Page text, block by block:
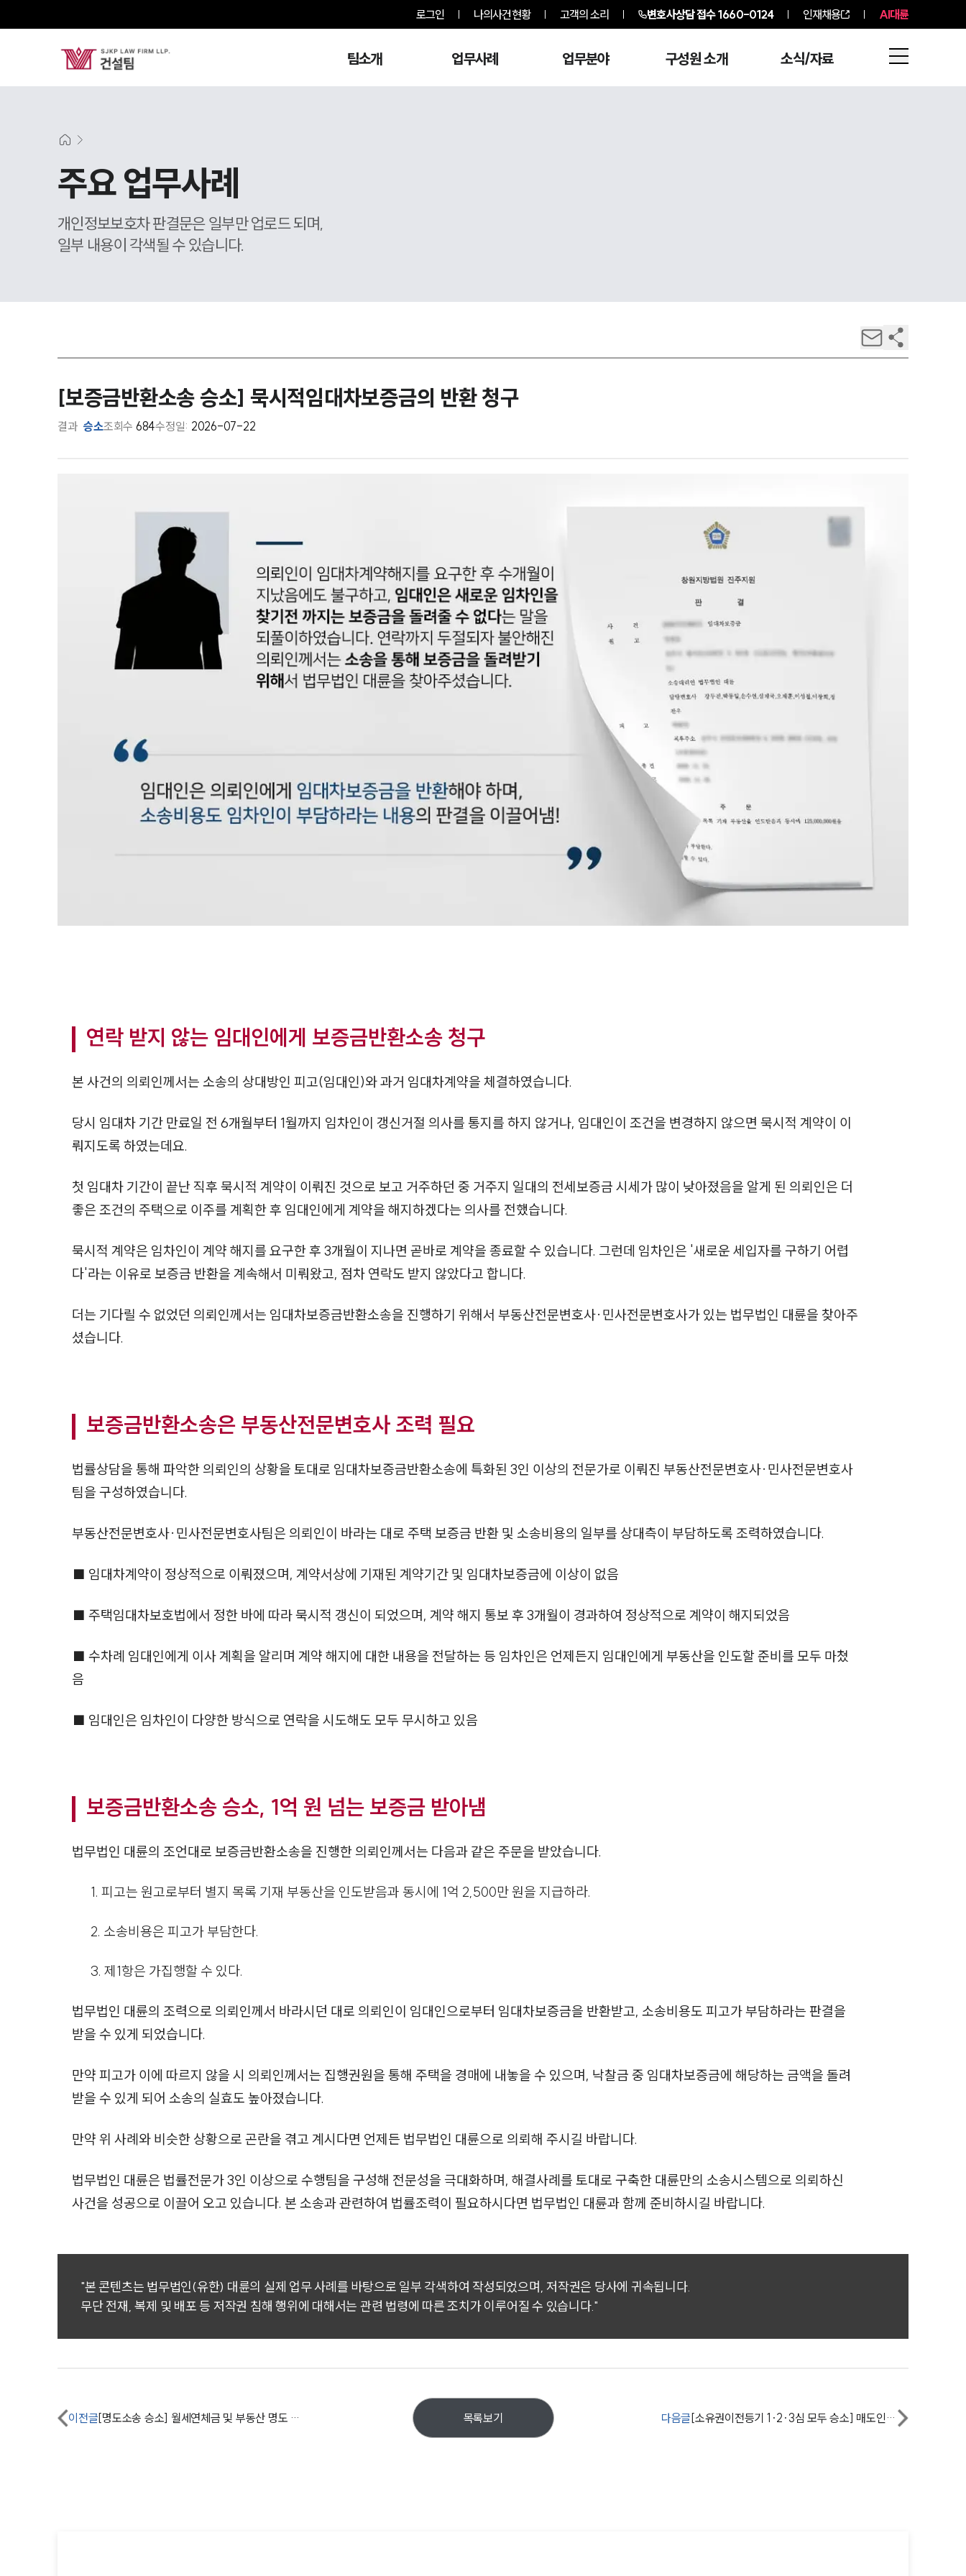
로그인 나의사건현황 고객의 소리 변호사상담 접수1660-0124 인재채용 AI대륜
팀소개 업무사례 업무분야 구성원 소개 소식/자료
오시는 길
고객의 소리
AI대륜
법률지식인
전체
대륜법률상담예약
주요 업무사례
개인정보보호차 판결문은 일부만 업로드 되며,
일부 내용이 각색될 수 있습니다.
[보증금반환소송 승소] 묵시적임대차보증금의 반환 청구
결과 승소조회수 684수정일: 2026-07-22
연락 받지 않는 임대인에게 보증금반환소송 청구
본 사건의 의뢰인께서는 소송의 상대방인 피고(임대인)와 과거 임대차계약을 체결하였습니다.
당시 임대차 기간 만료일 전 6개월부터 1월까지 임차인이 갱신거절 의사를 통지를 하지 않거나, 임대인이 조건을 변경하지 않으면 묵시적 계약이 이
뤄지도록 하였는데요.
첫 임대차 기간이 끝난 직후 묵시적 계약이 이뤄진 것으로 보고 거주하던 중 거주지 일대의 전세보증금 시세가 많이 낮아졌음을 알게 된 의뢰인은 더
좋은 조건의 주택으로 이주를 계획한 후 임대인에게 계약을 해지하겠다는 의사를 전했습니다.
묵시적 계약은 임차인이 계약 해지를 요구한 후 3개월이 지나면 곧바로 계약을 종료할 수 있습니다. 그런데 임차인은 '새로운 세입자를 구하기 어렵
다'라는 이유로 보증금 반환을 계속해서 미뤄왔고, 점차 연락도 받지 않았다고 합니다.
더는 기다릴 수 없었던 의뢰인께서는 임대차보증금반환소송을 진행하기 위해서 부동산전문변호사·민사전문변호사가 있는 법무법인 대륜을 찾아주
셨습니다.
보증금반환소송은 부동산전문변호사 조력 필요
법률상담을 통해 파악한 의뢰인의 상황을 토대로 임대차보증금반환소송에 특화된 3인 이상의 전문가로 이뤄진 부동산전문변호사·민사전문변호사
팀을 구성하였습니다.
부동산전문변호사·민사전문변호사팀은 의뢰인이 바라는 대로 주택 보증금 반환 및 소송비용의 일부를 상대측이 부담하도록 조력하였습니다.
■ 임대차계약이 정상적으로 이뤄졌으며, 계약서상에 기재된 계약기간 및 임대차보증금에 이상이 없음
■ 주택임대차보호법에서 정한 바에 따라 묵시적 갱신이 되었으며, 계약 해지 통보 후 3개월이 경과하여 정상적으로 계약이 해지되었음
■ 수차례 임대인에게 이사 계획을 알리며 계약 해지에 대한 내용을 전달하는 등 임차인은 언제든지 임대인에게 부동산을 인도할 준비를 모두 마쳤
음
■ 임대인은 임차인이 다양한 방식으로 연락을 시도해도 모두 무시하고 있음
보증금반환소송 승소, 1억 원 넘는 보증금 받아냄
법무법인 대륜의 조언대로 보증금반환소송을 진행한 의뢰인께서는 다음과 같은 주문을 받았습니다.
1. 피고는 원고로부터 별지 목록 기재 부동산을 인도받음과 동시에 1억 2,500만 원을 지급하라.
2. 소송비용은 피고가 부담한다.
3. 제1항은 가집행할 수 있다.
법무법인 대륜의 조력으로 의뢰인께서 바라시던 대로 의뢰인이 임대인으로부터 임대차보증금을 반환받고, 소송비용도 피고가 부담하라는 판결을
받을 수 있게 되었습니다.
만약 피고가 이에 따르지 않을 시 의뢰인께서는 집행권원을 통해 주택을 경매에 내놓을 수 있으며, 낙찰금 중 임대차보증금에 해당하는 금액을 돌려
받을 수 있게 되어 소송의 실효도 높아졌습니다.
만약 위 사례와 비슷한 상황으로 곤란을 겪고 계시다면 언제든 법무법인 대륜으로 의뢰해 주시길 바랍니다.
법무법인 대륜은 법률전문가 3인 이상으로 수행팀을 구성해 전문성을 극대화하며, 해결사례를 토대로 구축한 대륜만의 소송시스템으로 의뢰하신
사건을 성공으로 이끌어 오고 있습니다. 본 소송과 관련하여 법률조력이 필요하시다면 법무법인 대륜과 함께 준비하시길 바랍니다.
"본 콘텐츠는 법무법인(유한) 대륜의 실제 업무 사례를 바탕으로 일부 각색하여 작성되었으며, 저작권은 당사에 귀속됩니다.
무단 전재, 복제 및 배포 등 저작권 침해 행위에 대해서는 관련 법령에 따른 조치가 이루어질 수 있습니다."
이전글 [명도소송 승소] 월세연체금 및 부동산 명도 반환받음 목록보기 다음글 [소유권이전등기 1·2·3심 모두 승소] 매도인의 일방적인 부동산계약파기를 막아냄